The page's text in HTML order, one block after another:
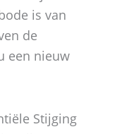
is van
de
een nieuw
Stijging